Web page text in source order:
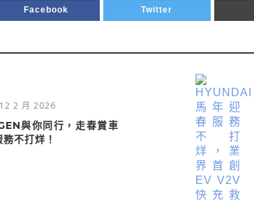
Facebook Twitter
12 2 月 2026
與你同行，走春賞車
不打烊！